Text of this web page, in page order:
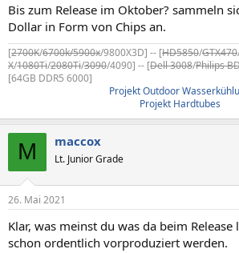
:
Bis zum Release im Oktober? sammeln
Dollar in Form von Chips an.
[2700K/6700k/5900x/9800X3D] -- [HD5850/GTX470
X/1080Ti/2080Ti/3090/4090] -- [Dell 3008/Philips
[64GB DDR5 6000]
Projekt Outdoor
Projekt Hardtubes
M maccox
Lt. Junior Grade
26. Mai 2021
Klar, was meinst du was da beim Release
schon ordentlich vorproduziert werden.